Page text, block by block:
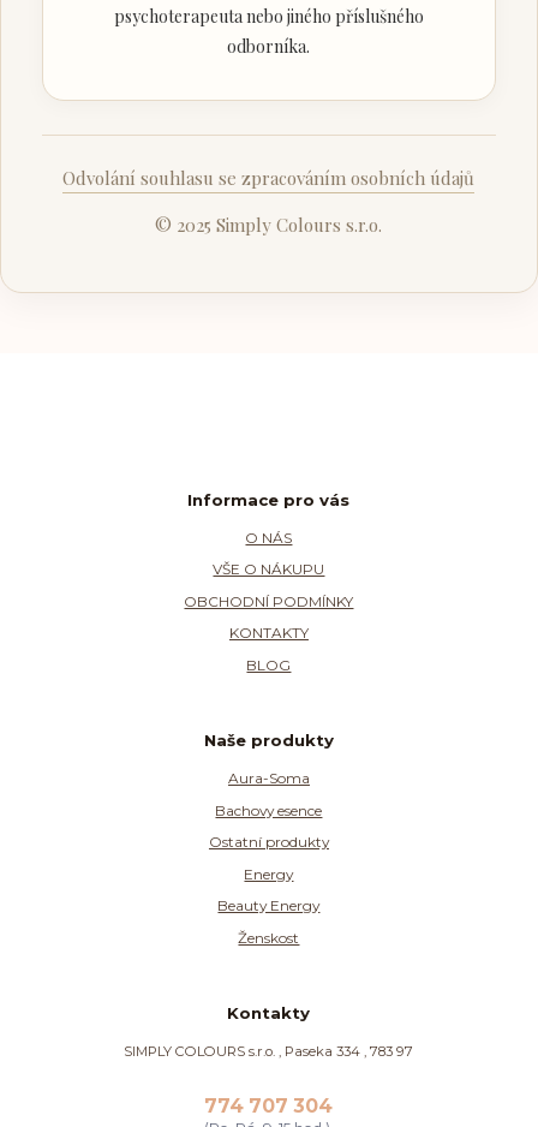
psychoterapeuta nebo jiného příslušného
odborníka.
Odvolání souhlasu se zpracováním osobních údajů
© 2025 Simply Colours s.r.o.
Informace pro vás
O NÁS
VŠE O NÁKUPU
OBCHODNÍ PODMÍNKY
KONTAKTY
BLOG
Naše produkty
Aura-Soma
Bachovy esence
Ostatní produkty
Energy
Beauty Energy
Ženskost
Kontakty
SIMPLY COLOURS s.r.o. , Paseka 334 , 783 97
774 707 304